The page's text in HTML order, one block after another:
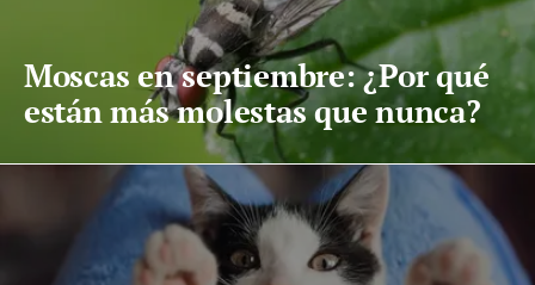
Moscas en septiembre: ¿Por qué
están más molestas que nunca?